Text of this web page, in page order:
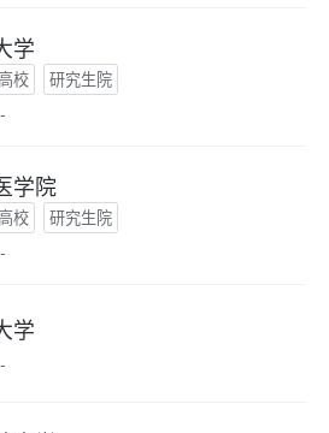
学
校 研究生院
学院
校 研究生院
学